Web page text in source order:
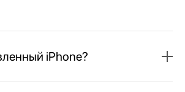
iPhone?